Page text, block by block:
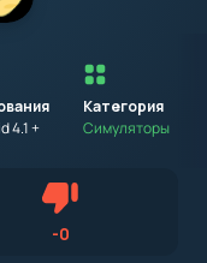
4.1 +
установкой
приложения
на
устройство
с
Категория
Симуляторы
версию Android
версию для
-0Не нравится